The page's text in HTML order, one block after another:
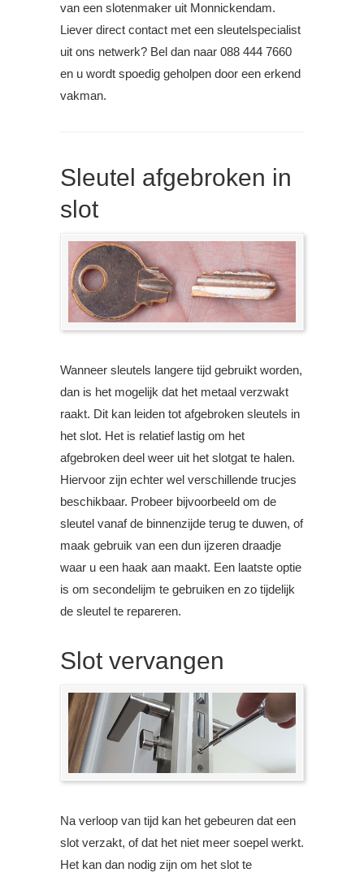
van een slotenmaker uit Monnickendam.
Liever direct contact met een sleutelspecialist
uit ons netwerk? Bel dan naar 088 444 7660
en u wordt spoedig geholpen door een erkend
vakman.
Sleutel afgebroken in
slot
Wanneer sleutels langere tijd gebruikt worden,
dan is het mogelijk dat het metaal verzwakt
raakt. Dit kan leiden tot afgebroken sleutels in
het slot. Het is relatief lastig om het
afgebroken deel weer uit het slotgat te halen.
Hiervoor zijn echter wel verschillende trucjes
beschikbaar. Probeer bijvoorbeeld om de
sleutel vanaf de binnenzijde terug te duwen, of
maak gebruik van een dun ijzeren draadje
waar u een haak aan maakt. Een laatste optie
is om secondelijm te gebruiken en zo tijdelijk
de sleutel te repareren.
Slot vervangen
Na verloop van tijd kan het gebeuren dat een
slot verzakt, of dat het niet meer soepel werkt.
Het kan dan nodig zijn om het slot te